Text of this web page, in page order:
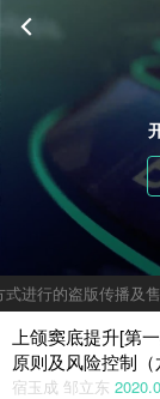
盗版传播及售
上颌窦底提升[第
原则及风险控制（
宿玉成 邹立东